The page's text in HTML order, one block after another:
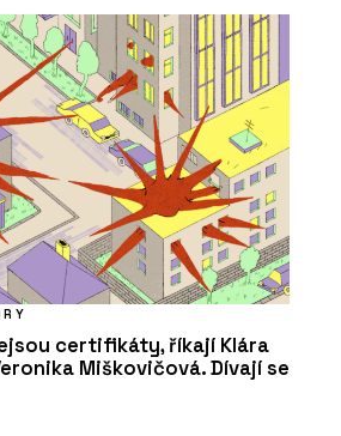
certifikáty, říkají Klára
Miškovičová. Dívají se